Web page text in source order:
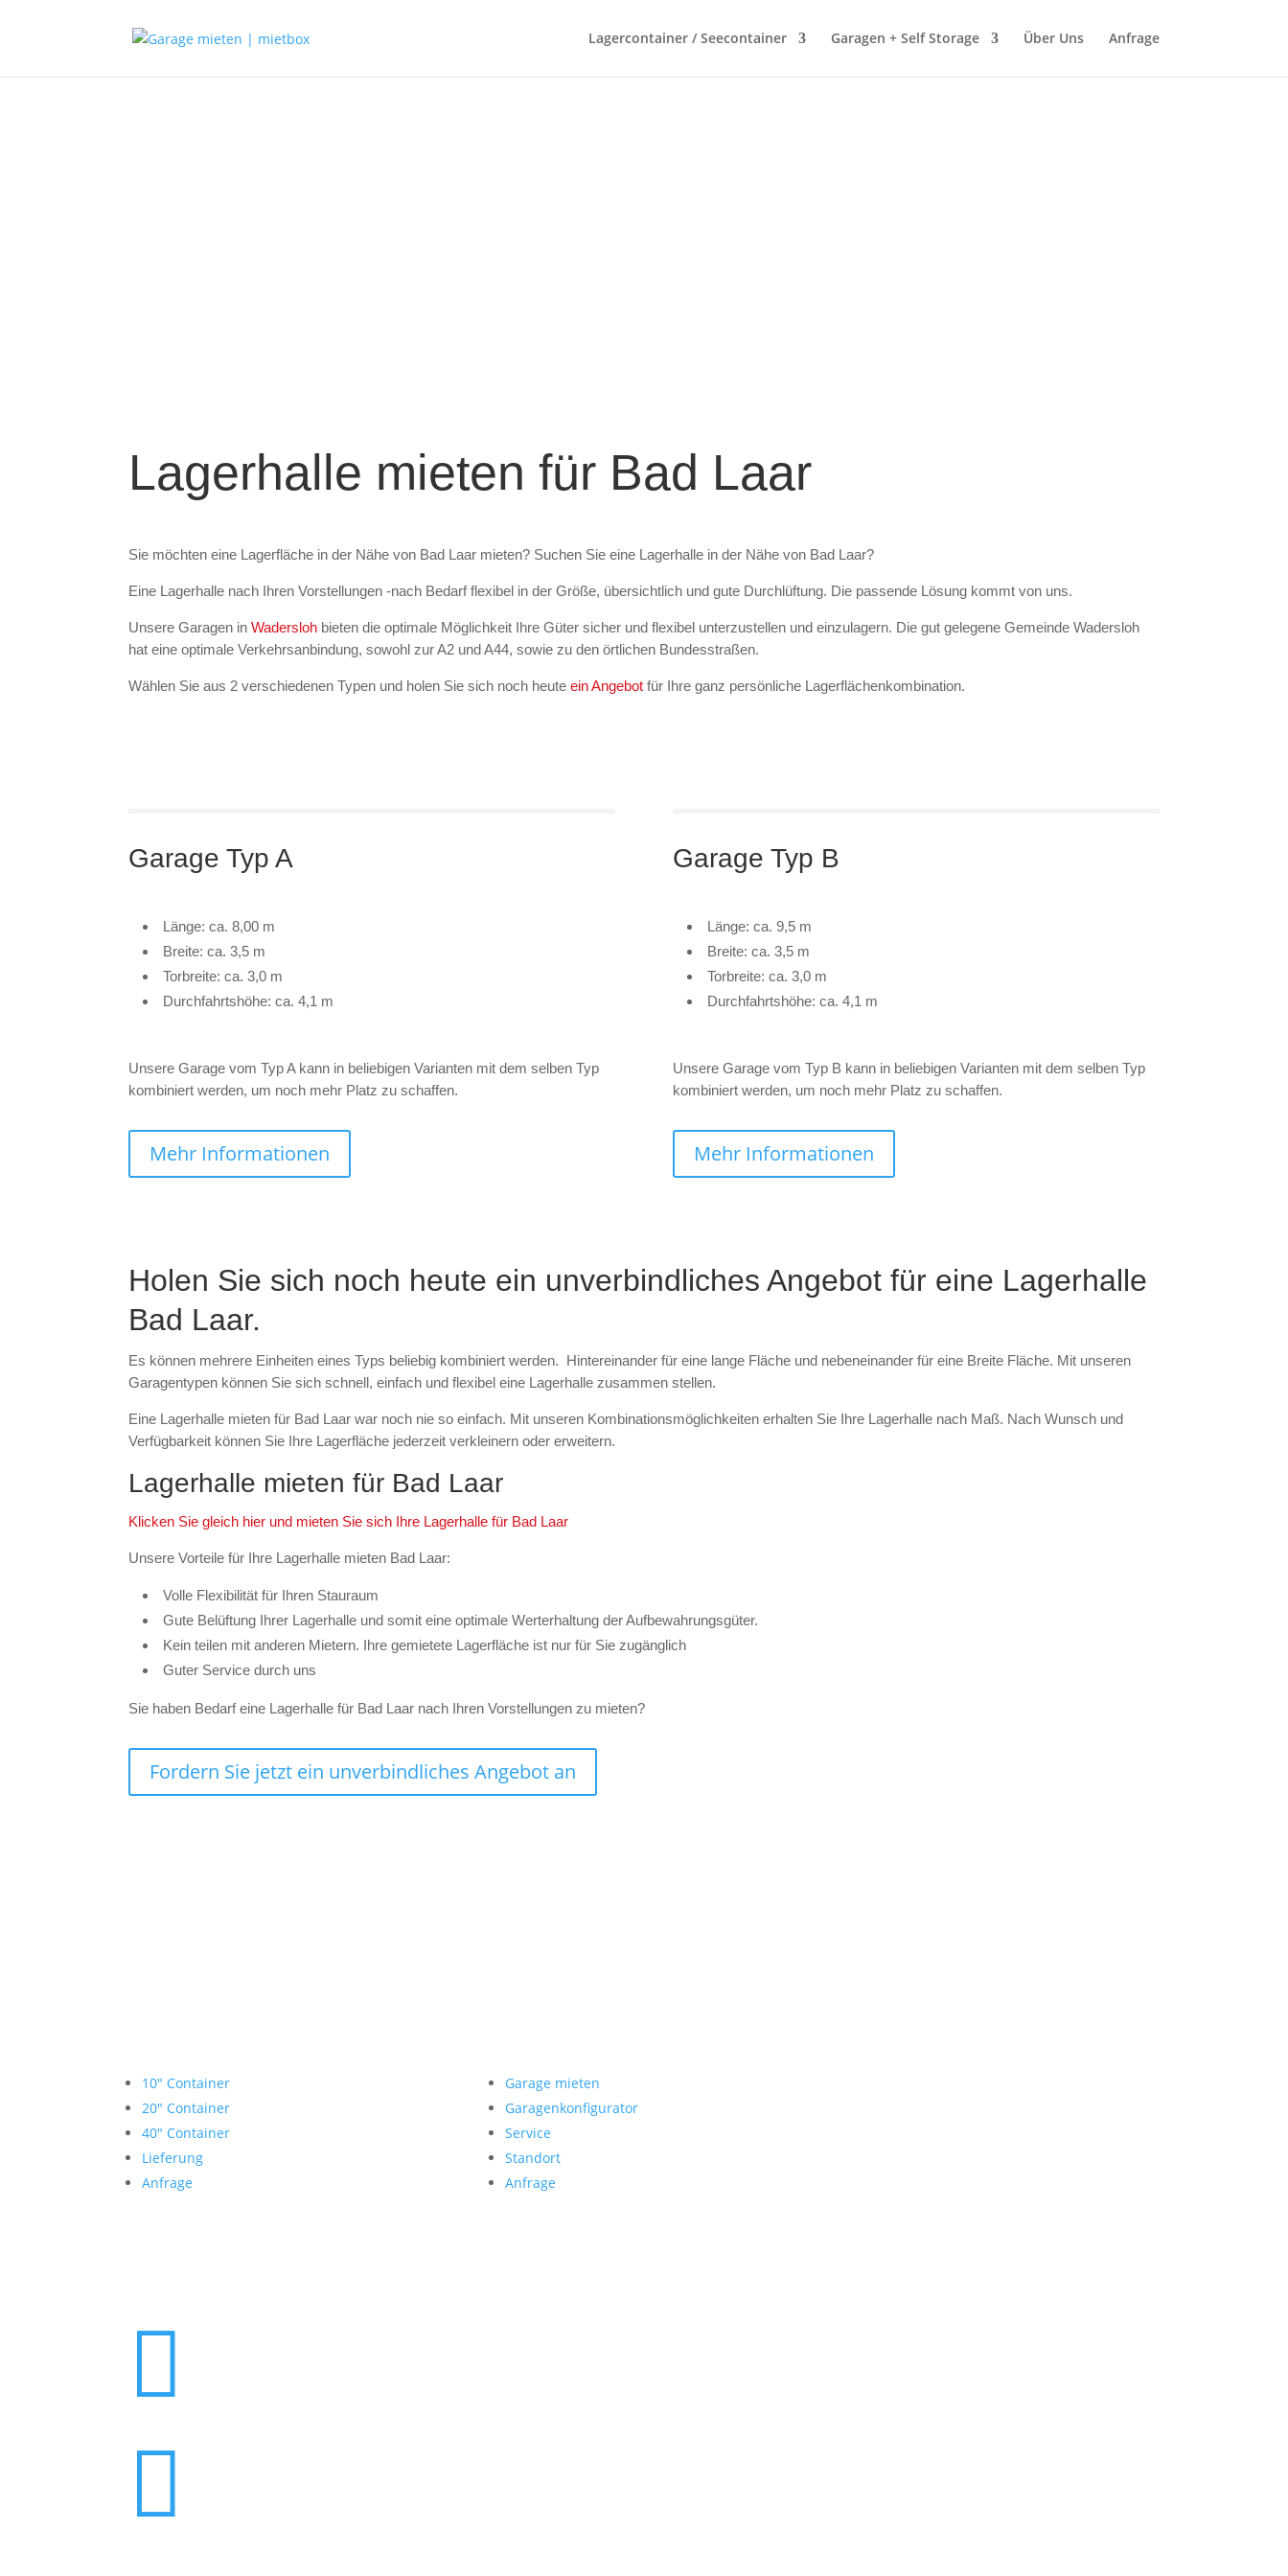
Lagercontainer / Seecontainer Garagen + Self Storage Über Uns Anfrage
Lagerhalle mieten für Bad Laar
Sie möchten eine Lagerfläche in der Nähe von Bad Laar mieten? Suchen Sie eine Lagerhalle in der Nähe von Bad Laar?
Eine Lagerhalle nach Ihren Vorstellungen -nach Bedarf flexibel in der Größe, übersichtlich und gute Durchlüftung. Die passende Lösung kommt von uns.
Unsere Garagen inWadersloh bieten die optimale Möglichkeit Ihre Güter sicher und flexibel unterzustellen und einzulagern. Die gut gelegene Gemeinde Wadersloh
hat eine optimale Verkehrsanbindung, sowohl zur A2 und A44, sowie zu den örtlichen Bundesstraßen.
Wählen Sie aus 2 verschiedenen Typen und holen Sie sich noch heuteein Angebotfür Ihre ganz persönliche Lagerflächenkombination.
Garage Typ A
Länge: ca. 8,00 m
Breite: ca. 3,5 m
Torbreite: ca. 3,0 m
Durchfahrtshöhe: ca. 4,1 m
Unsere Garage vom Typ A kann in beliebigen Varianten mit dem selben Typ
kombiniert werden, um noch mehr Platz zu schaffen.
Mehr Informationen
Garage Typ B
Länge: ca. 9,5 m
Breite: ca. 3,5 m
Torbreite: ca. 3,0 m
Durchfahrtshöhe: ca. 4,1 m
Unsere Garage vom Typ B kann in beliebigen Varianten mit dem selben Typ
kombiniert werden, um noch mehr Platz zu schaffen.
Mehr Informationen
Holen Sie sich noch heute ein unverbindliches Angebot für eine Lagerhalle
Bad Laar.
Es können mehrere Einheiten eines Typs beliebig kombiniert werden. Hintereinander für eine lange Fläche und nebeneinander für eine Breite Fläche. Mit unseren
Garagentypen können Sie sich schnell, einfach und flexibel eine Lagerhalle zusammen stellen.
Eine Lagerhalle mieten für Bad Laar war noch nie so einfach. Mit unseren Kombinationsmöglichkeiten erhalten Sie Ihre Lagerhalle nach Maß. Nach Wunsch und
Verfügbarkeit können Sie Ihre Lagerfläche jederzeit verkleinern oder erweitern.
Lagerhalle mieten für Bad Laar
Klicken Sie gleich hier und mieten Sie sich Ihre Lagerhalle für Bad Laar
Unsere Vorteile für Ihre Lagerhalle mieten Bad Laar:
Volle Flexibilität für Ihren Stauraum
Gute Belüftung Ihrer Lagerhalle und somit eine optimale Werterhaltung der Aufbewahrungsgüter.
Kein teilen mit anderen Mietern. Ihre gemietete Lagerfläche ist nur für Sie zugänglich
Guter Service durch uns
Sie haben Bedarf eine Lagerhalle für Bad Laar nach Ihren Vorstellungen zu mieten?
Fordern Sie jetzt ein unverbindliches Angebot an
10″ Container
20″ Container
40″ Container
Lieferung
Anfrage
Garage mieten
Garagenkonfigurator
Service
Standort
Anfrage

